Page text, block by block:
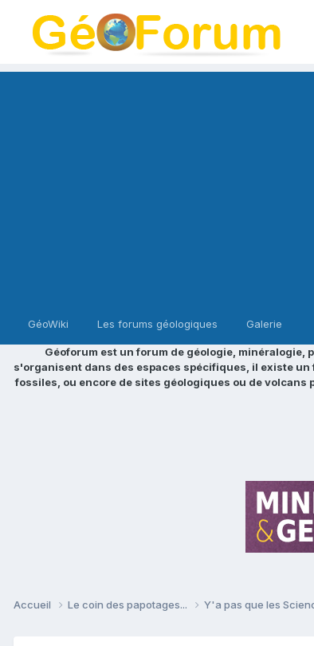
GéoWiki Les forums géologiques Galerie
Géoforum est un forum de géologie,
s'organisent dans des espaces spécifiques, il existe
fossiles, ou encore de sites géologiques ou de volcans
Accueil Le coin des papotages... Y'a pas que les